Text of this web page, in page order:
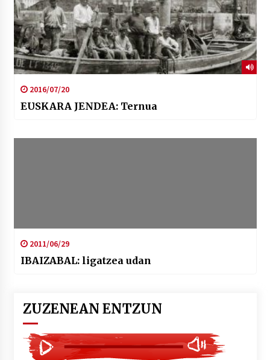
2016/07/20
EUSKARA JENDEA: Ternua
2011/06/29
IBAIZABAL: ligatzea udan
ZUZENEAN ENTZUN